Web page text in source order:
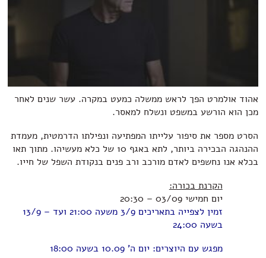
אהוד אולמרט הפך לראש ממשלה כמעט במקרה. עשר שנים לאחר
מכן הוא הורשע במשפט ונשלח למאסר.
הסרט מספר את סיפור עלייתו המפתיעה ונפילתו הדרמטית, מעמדת
ההנהגה הבכירה ביותר, לתא באגף 10 של כלא מעשיהו. מתוך תאו
בכלא אנו נחשפים לאדם מורכב ורב פנים בנקודת השפל של חייו.
הקרנת בכורה:
יום חמישי 03/09 – 20:30
זמין לצפייה בתאריכים 3/9 משעה 21:00 ועד – 13/9
בשעה 24:00
מפגש עם היוצרים: יום ה' 10.09 בשעה 18:00